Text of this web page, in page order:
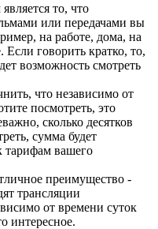
то, что
или передачами вы
на работе, дома, на
говорить кратко, то,
возможность смотреть
что независимо от
посмотреть, это
сколько десятков
сумма будет
тарифам вашего
преимущество -
трансляции
от времени суток
интересное.